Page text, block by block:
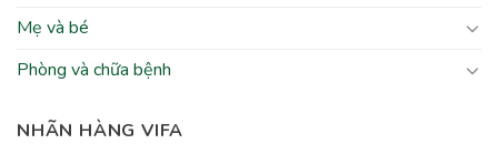
Mẹ và bé
Phòng và chữa bệnh
NHÃN HÀNG VIFA